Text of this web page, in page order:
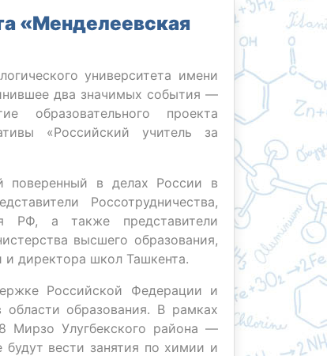
«Менделеевская
университета имени
два значимых события —
образовательного проекта
«Российский учитель за
поверенный в делах России в
Россотрудничества,
РФ, а также представители
высшего образования,
и директора школ Ташкента.
Российской Федерации и
области образования. В рамках
Улугбекского района —
будут вести занятия по химии и